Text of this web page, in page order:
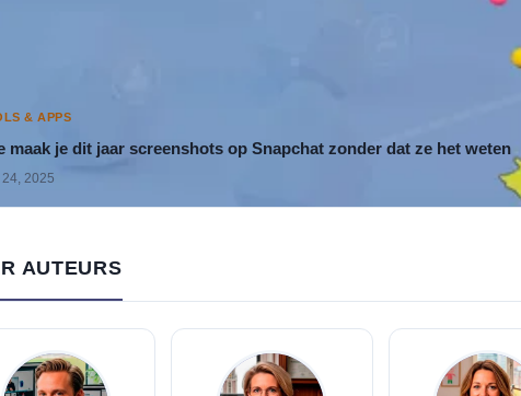
& APPS
maak je dit jaar screenshots op Snapchat zonder dat ze het weten
2025
AUTEURS